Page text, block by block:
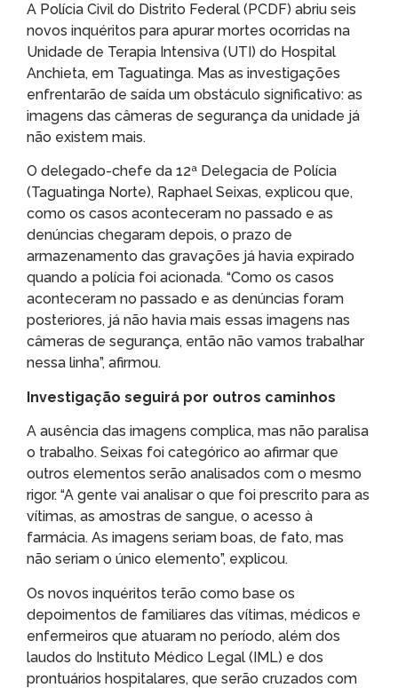
A Polícia Civil do Distrito Federal (PCDF) abriu seis
novos inquéritos para apurar mortes ocorridas na
Unidade de Terapia Intensiva (UTI) do Hospital
Anchieta, em Taguatinga. Mas as investigações
enfrentarão de saída um obstáculo significativo: as
imagens das câmeras de segurança da unidade já
não existem mais.
O delegado-chefe da 12ª Delegacia de Polícia
(Taguatinga Norte), Raphael Seixas, explicou que,
como os casos aconteceram no passado e as
denúncias chegaram depois, o prazo de
armazenamento das gravações já havia expirado
quando a polícia foi acionada. “Como os casos
aconteceram no passado e as denúncias foram
posteriores, já não havia mais essas imagens nas
câmeras de segurança, então não vamos trabalhar
nessa linha”, afirmou.
Investigação seguirá por outros caminhos
A ausência das imagens complica, mas não paralisa
o trabalho. Seixas foi categórico ao afirmar que
outros elementos serão analisados com o mesmo
rigor. “A gente vai analisar o que foi prescrito para as
vítimas, as amostras de sangue, o acesso à
farmácia. As imagens seriam boas, de fato, mas
não seriam o único elemento”, explicou.
Os novos inquéritos terão como base os
depoimentos de familiares das vítimas, médicos e
enfermeiros que atuaram no período, além dos
laudos do Instituto Médico Legal (IML) e dos
prontuários hospitalares, que serão cruzados com